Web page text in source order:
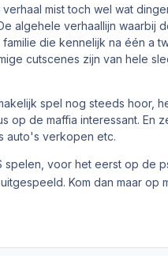
mist toch wel wat
algehele verhaallijn waarbij
die kennelijk na één a
cutscenes zijn van hele
spel nog steeds hoor,
op de maffia interessant. En
auto's verkopen etc.
spelen, voor het eerst op de
Kom dan maar op